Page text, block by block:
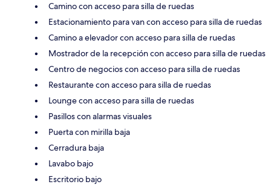
Camino con acceso para silla de ruedas
Estacionamiento para van con acceso para silla de ruedas
Camino a elevador con acceso para silla de ruedas
Mostrador de la recepción con acceso para silla de ruedas
Centro de negocios con acceso para silla de ruedas
Restaurante con acceso para silla de ruedas
Lounge con acceso para silla de ruedas
Pasillos con alarmas visuales
Puerta con mirilla baja
Cerradura baja
Lavabo bajo
Escritorio bajo